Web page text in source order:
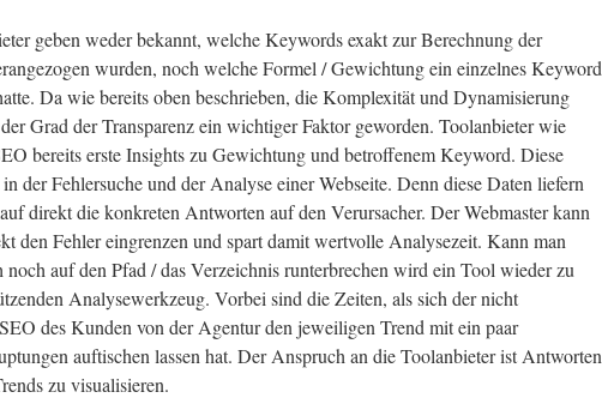
geben weder bekannt, welche Keywords exakt zur Berechnung der
wurden, noch welche Formel / Gewichtung ein einzelnes Keyword
Da wie bereits oben beschrieben, die Komplexität und Dynamisierung
Grad der Transparenz ein wichtiger Faktor geworden. Toolanbieter wie
bereits erste Insights zu Gewichtung und betroffenem Keyword. Diese
der Fehlersuche und der Analyse einer Webseite. Denn diese Daten liefern
direkt die konkreten Antworten auf den Verursacher. Der Webmaster kann
den Fehler eingrenzen und spart damit wertvolle Analysezeit. Kann man
noch auf den Pfad / das Verzeichnis runterbrechen wird ein Tool wieder zu
Analysewerkzeug. Vorbei sind die Zeiten, als sich der nicht
des Kunden von der Agentur den jeweiligen Trend mit ein paar
auftischen lassen hat. Der Anspruch an die Toolanbieter ist Antworten
zu visualisieren.